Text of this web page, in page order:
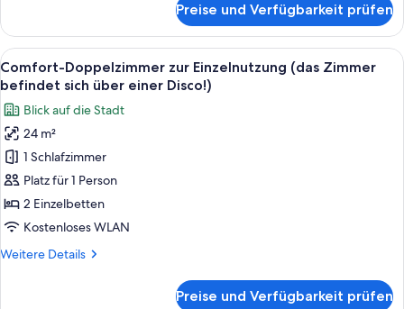
den
Innenhof
(Single
Use)
anzeigen
Vierbettzimmer,
Mehrere
Betten,
eigenes
Blick
auf
den
Innenhof
(Single
Preise und Verfügbarkeit prüfen
Alle
Fotos
für
Comfort-
Doppelzimmer
zur
Einzelnutzung
(das
Zimmer
sich
Ein Hotelzimmer mit einem großen
8
Comfort-Doppelzimmer zur Einzelnutzung (das Zimmer
befindet sich über einer Disco!)
Blick auf die Stadt
24 m²
1 Schlafzimmer
Platz für 1 Person
2 Einzelbetten
Kostenloses WLAN
Weitere Details
Weitere
Preise und Verfügbarkeit prüfen